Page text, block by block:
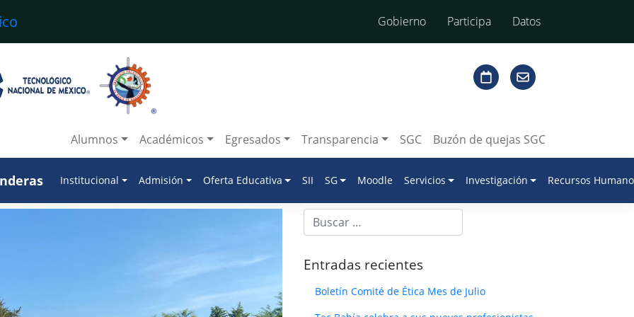
Gobierno Participa Datos
Alumnos Académicos Egresados Transparencia SGC Buzón de quejas SGC
Institucional Admisión Oferta Educativa SII SG Moodle Servicios Investigación Recursos
Entradas recientes
Boletín Comité de Ética Mes de Julio